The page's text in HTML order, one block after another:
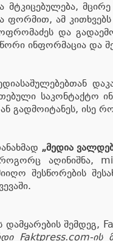
ამ
და
ინფორმაცია და
საკონტაქტო
გადმოიტანეს, ისე
„მედია
აღინიშნა,
შესწორების
დამყარების შემდეგ,
Faktpress.com-ის